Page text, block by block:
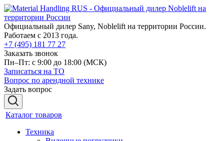
Официальный дилер Sany, Noblelift на территории России.
Работаем с 2013 года.
+7 (495) 181 77 27
Заказать звонок
Пн–Пт: с 9:00 до 18:00 (МСК)
Записаться на ТО
Вопрос по арендной технике
Задать вопрос
Каталог товаров
Техника